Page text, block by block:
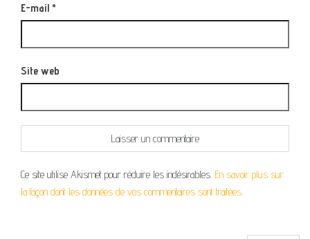
E-mail *
Site web
Ce site utilise Akismet pour réduire les indésirables. En savoir plus sur
la façon dont les données de vos commentaires sont traitées.